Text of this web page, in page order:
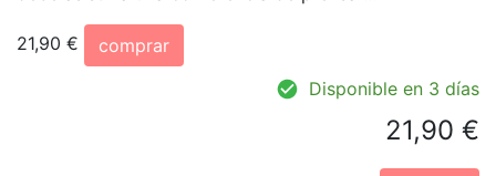
21,90 €
comprar
Disponible en 3 días
21,90 €